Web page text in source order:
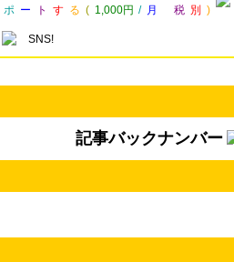
ポ ー ト す る ( 1,000円 / 月 税 別 )
SNS!
記事バックナンバー